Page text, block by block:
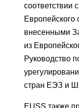
соответствии
Европейского
внесенными
из
Руководство
стран ЕЭЗ и